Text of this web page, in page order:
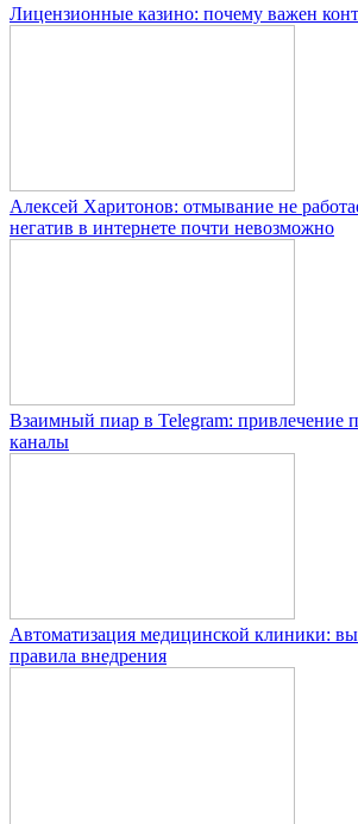
Лицензионные казино: почему важен
Алексей Харитонов: отмывание не
негатив в интернете почти невозможно
Взаимный пиар в Telegram: привлечение
каналы
Автоматизация медицинской клиники:
правила внедрения